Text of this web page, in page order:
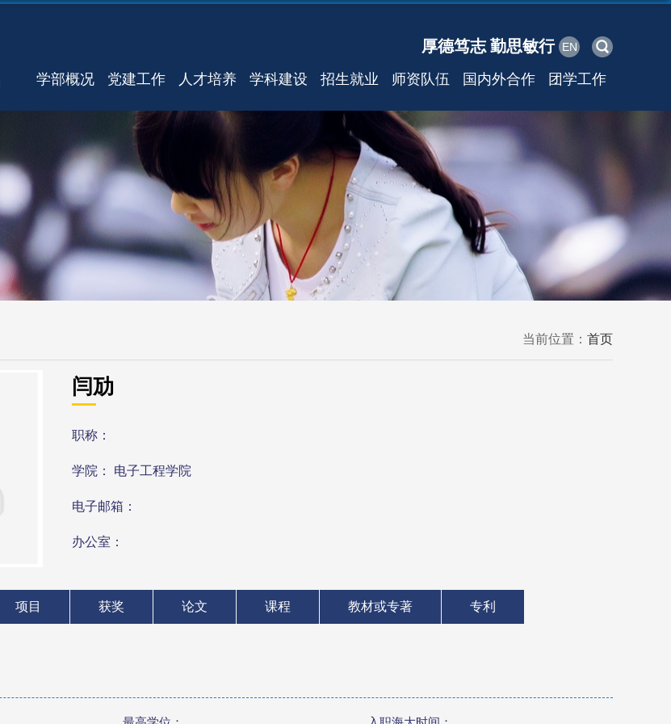
厚德笃志 勤思敏行 EN
学部概况 党建工作 人才培养 学科建设 招生就业 师资队伍 国内外合作 团学工作
当前位置： 首页
闫劢
职称：
学院： 电子工程学院
电子邮箱：
办公室：
项目 获奖 论文 课程 教材或专著 专利